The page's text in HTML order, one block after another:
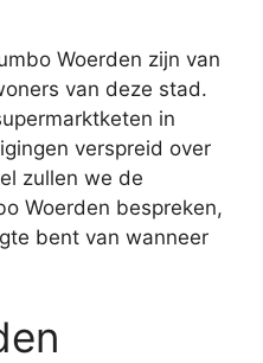
Woerden zijn van
van deze stad.
in
verspreid over
zullen we de
Woerden bespreken,
bent van wanneer